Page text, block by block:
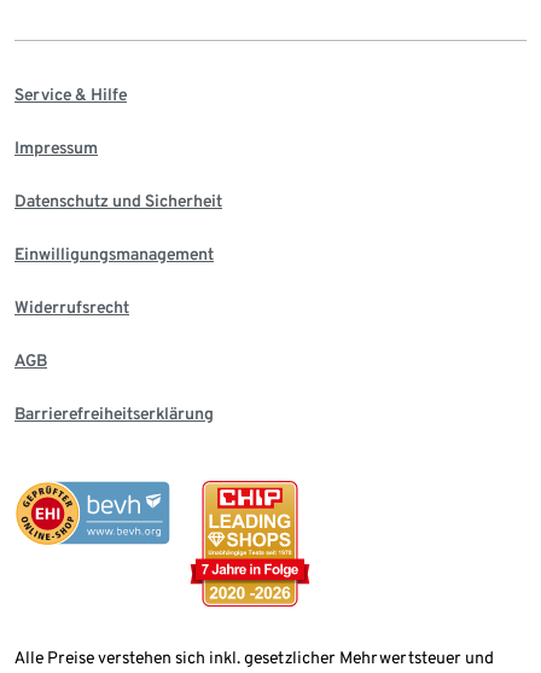
Service & Hilfe
Impressum
Datenschutz und Sicherheit
Einwilligungsmanagement
Widerrufsrecht
AGB
Barrierefreiheitserklärung
Alle Preise verstehen sich inkl. gesetzlicher Mehrwertsteuer und